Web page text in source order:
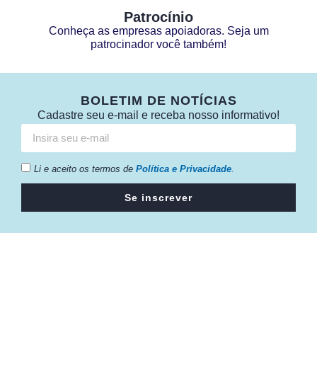
Patrocínio
Conheça as empresas apoiadoras. Seja um
patrocinador você também!
BOLETIM DE NOTÍCIAS
Cadastre seu e-mail e receba nosso informativo!
Li e aceito os termos de Política e Privacidade.
Se inscrever